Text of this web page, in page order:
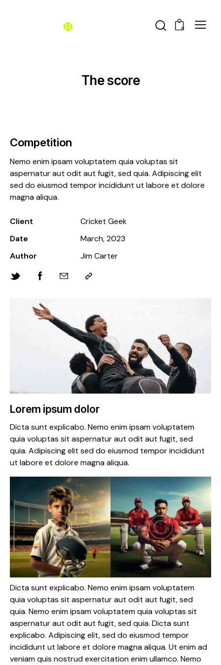
0
The score
Competition
Nemo enim ipsam voluptatem quia voluptas sit
aspernatur aut odit aut fugit, sed quia. Adipiscing elit
sed do eiusmod tempor incididunt ut labore et dolore
magna aliqua.
Client
Cricket Geek
Date
March, 2023
Author
Jim Carter
Lorem ipsum dolor
Dicta sunt explicabo. Nemo enim ipsam voluptatem
quia voluptas sit aspernatur aut odit aut fugit, sed
quia. Adipiscing elit sed do eiusmod tempor incididunt
ut labore et dolore magna aliqua.
Dicta sunt explicabo. Nemo enim ipsam voluptatem
quia voluptas sit aspernatur aut odit aut fugit, sed
quia. Nemo enim ipsam voluptatem quia voluptas sit
aspernatur aut odit aut fugit, sed quia. Dicta sunt
explicabo. Adipiscing elit, sed do eiusmod tempor
incididunt ut labore et dolore magna aliqua. Ut enim ad
veniam quis nostrud exercitation enim ullamco. Nemo